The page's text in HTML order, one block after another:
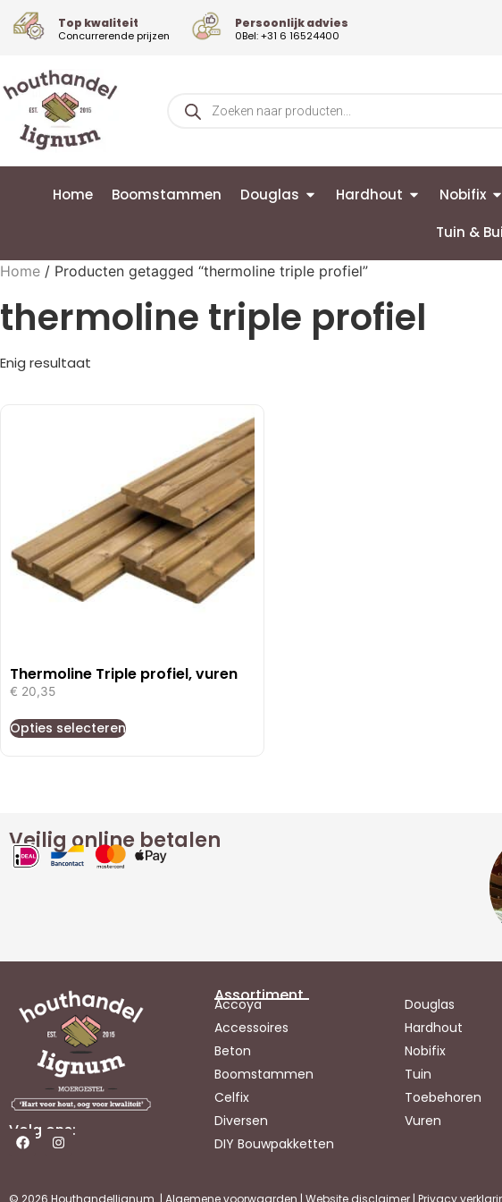
Top kwaliteit
Concurrerende prijzen
Persoonlijk advies
0Bel: +31 6 16524400
Home Boomstammen Douglas Hardhout Nobifix
Tuin &
Home / Producten getagged “thermoline triple profiel”
thermoline triple profiel
Enig resultaat
Thermoline Triple profiel, vuren
€ 20,35
Opties selecteren
Veilig online betalen
Volg ons:
Assortiment
Accoya
Accessoires
Beton
Boomstammen
Celfix
Diversen
DIY Bouwpakketten
Douglas
Hardhout
Nobifix
Tuin
Toebehoren
Vuren
© 2026 Houthandellignum | Algemene voorwaarden | Website disclaimer | Privacy